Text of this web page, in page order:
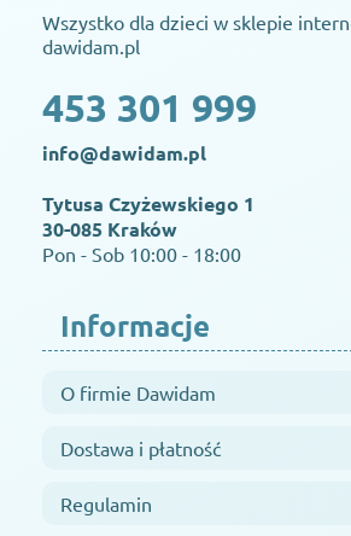
Wszystko dla dzieci w sklepie
dawidam.pl
453 301 999
info@dawidam.pl
Tytusa Czyżewskiego 1
30-085 Kraków
Pon - Sob 10:00 - 18:00
Informacje
O firmie Dawidam
Dostawa i płatność
Regulamin